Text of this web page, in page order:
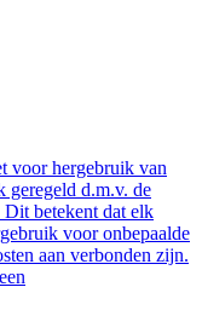
voor hergebruik van
geregeld d.m.v. de
betekent dat elk
voor onbepaalde
aan verbonden zijn.